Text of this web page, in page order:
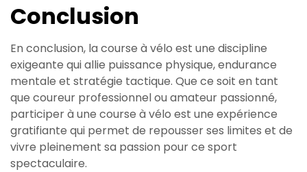
Conclusion
En conclusion, la course à vélo est une discipline
exigeante qui allie puissance physique, endurance
mentale et stratégie tactique. Que ce soit en tant
que coureur professionnel ou amateur passionné,
participer à une course à vélo est une expérience
gratifiante qui permet de repousser ses limites et de
vivre pleinement sa passion pour ce sport
spectaculaire.